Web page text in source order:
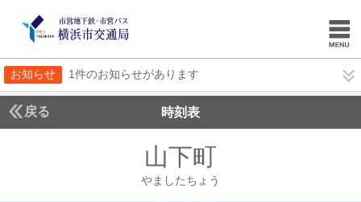
お知らせ 1件のお知らせがあります
戻る 時刻表
山下町
やましたちょう